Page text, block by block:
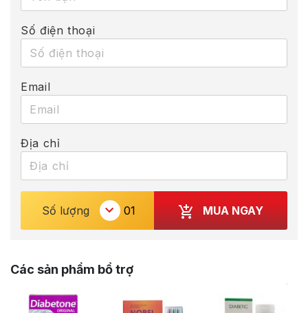
Số điện thoại
Email
Địa chỉ
Số lượng MUA NGAY
Các sản phẩm bổ trợ